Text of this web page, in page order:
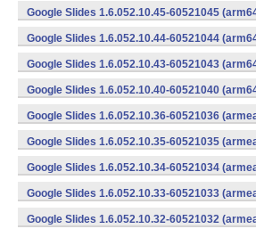
Google Slides 1.6.052.10.45-60521045
Google Slides 1.6.052.10.44-60521044
Google Slides 1.6.052.10.43-60521043
Google Slides 1.6.052.10.40-60521040
Google Slides 1.6.052.10.36-60521036
Google Slides 1.6.052.10.35-60521035
Google Slides 1.6.052.10.34-60521034
Google Slides 1.6.052.10.33-60521033
Google Slides 1.6.052.10.32-60521032